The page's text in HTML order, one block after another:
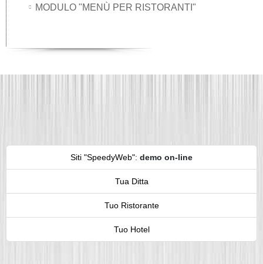
MODULO "MENÙ PER RISTORANTI"
Siti "SpeedyWeb": demo on-line
Tua Ditta
Tuo Ristorante
Tuo Hotel